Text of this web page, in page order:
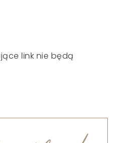
link nie będą